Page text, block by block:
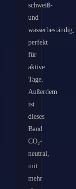
schweiß-
und
wasserbeständig,
perfekt
für
aktive
Tage.
Außerdem
ist
dieses
Band
CO₂-
neutral,
mit
mehr